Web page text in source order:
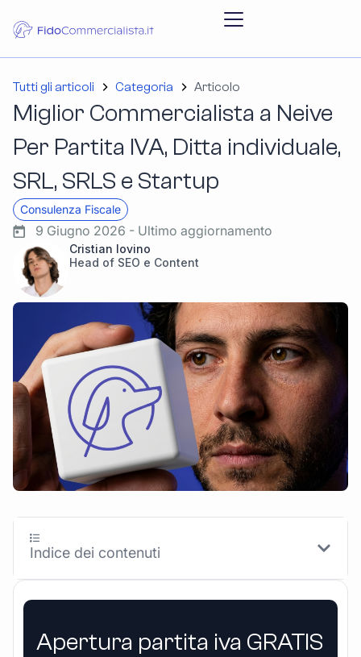
Tutti gli articoli Categoria Articolo
Miglior Commercialista a Neive
Per Partita IVA, Ditta individuale,
SRL, SRLS e Startup
Consulenza Fiscale
9 Giugno 2026 - Ultimo aggiornamento
Cristian Iovino
Head of SEO e Content
Apertura partita iva GRATIS
Indice dei contenuti